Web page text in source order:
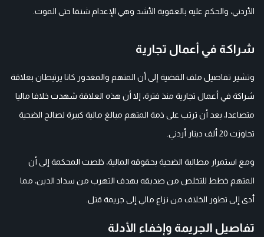
الأردني، والحكم عليه بالعقوبة الأشد وهي الإعدام شنقا حتى الموت.
شراكة في أعمال تجارية
وتشير تفاصيل ملف القضية إلى أن المتهم والمغدور كانا يرتبطان بعلاقة
شراكة في أعمال تجارية منذ فترة، إلا أن هذه العلاقة شهدت خلافا ماليا
متصاعدا، بعد أن ترتب على ذمة المتهم مبالغ مالية كبيرة لصالح الضحية
تجاوزت 20 ألف دينار أردني.
ومع استمرار مطالبة الضحية بحقوقه المالية، خلصت المحكمة إلى أن
المتهم خطط للتخلص من صديقه بهدف التهرب من سداد الدين، مما
أدى إلى تطور الخلاف من نزاع مالي إلى جريمة قتل.
تفاصيل الجريمة وإخفاء الأدلة